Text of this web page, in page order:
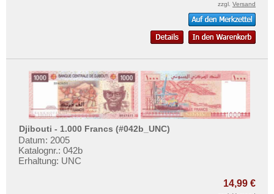
zzgl. Versand
Djibouti - 1.000 Francs (#042b_UNC)
Datum: 2005
Katalognr.: 042b
Erhaltung: UNC
14,99 €